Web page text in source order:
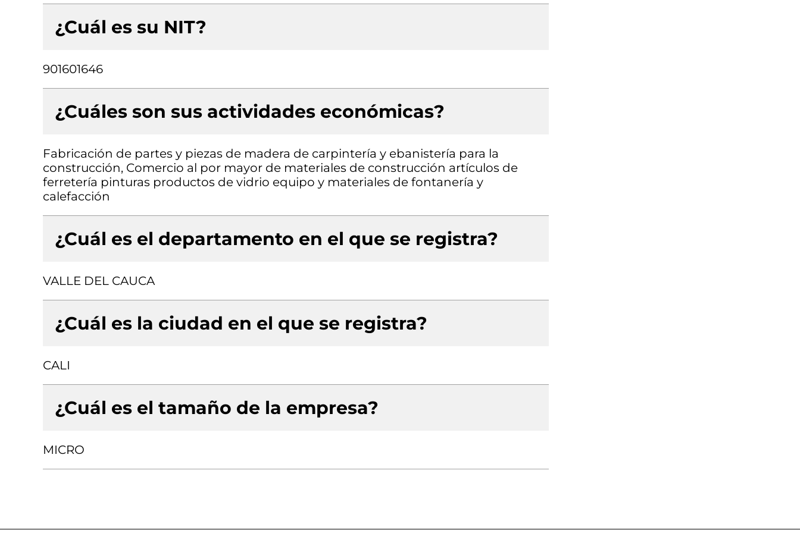
¿Cuál es su NIT?
901601646
¿Cuáles son sus actividades económicas?
Fabricación de partes y piezas de madera de carpintería y ebanistería para la
construcción, Comercio al por mayor de materiales de construcción artículos de
ferretería pinturas productos de vidrio equipo y materiales de fontanería y
calefacción
¿Cuál es el departamento en el que se registra?
VALLE DEL CAUCA
¿Cuál es la ciudad en el que se registra?
CALI
¿Cuál es el tamaño de la empresa?
MICRO